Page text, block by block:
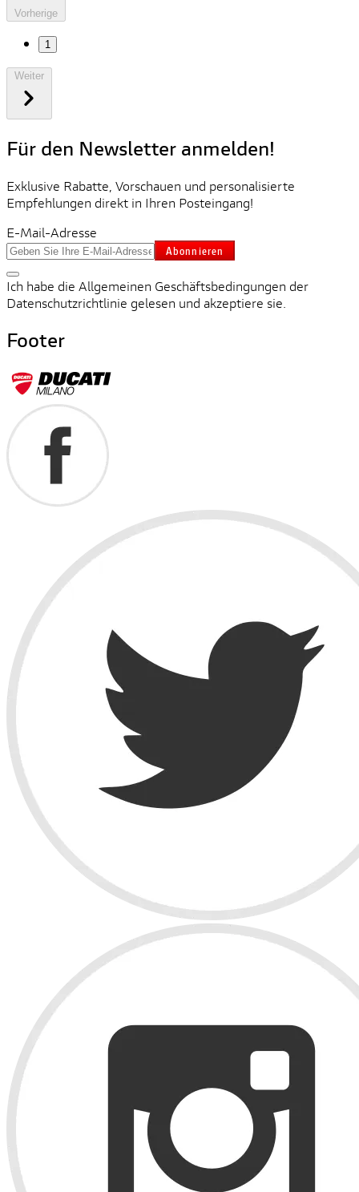
Vorherige
1
Für den Newsletter anmelden!
Exklusive Rabatte, Vorschauen und personalisierte
Empfehlungen direkt in Ihren Posteingang!
E-Mail-Adresse
Abonnieren
Ich habe die Allgemeinen Geschäftsbedingungen der
Datenschutzrichtlinie gelesen und akzeptiere sie.
Footer